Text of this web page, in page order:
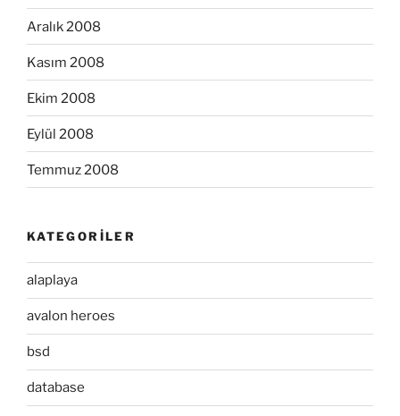
Aralık 2008
Kasım 2008
Ekim 2008
Eylül 2008
Temmuz 2008
KATEGORILER
alaplaya
avalon heroes
bsd
database